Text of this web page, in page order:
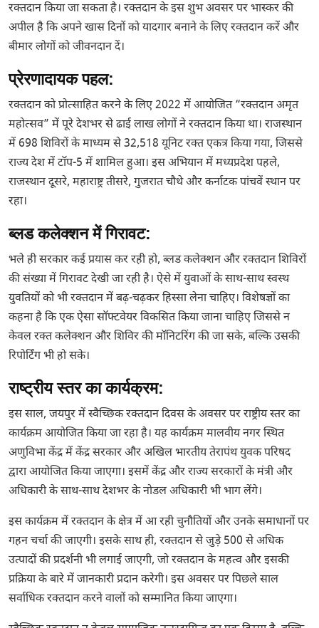
रक्तदान किया जा सकता है। रक्तदान के इस शुभ अवसर पर भास्कर की
अपील है कि अपने खास दिनों को यादगार बनाने के लिए रक्तदान करें और
बीमार लोगों को जीवनदान दें।
प्रेरणादायक पहल:
रक्तदान को प्रोत्साहित करने के लिए 2022 में आयोजित “रक्तदान अमृत
महोत्सव” में पूरे देशभर से ढाई लाख लोगों ने रक्तदान किया था। राजस्थान
में 698 शिविरों के माध्यम से 32,518 यूनिट रक्त एकत्र किया गया, जिससे
राज्य देश में टॉप-5 में शामिल हुआ। इस अभियान में मध्यप्रदेश पहले,
राजस्थान दूसरे, महाराष्ट्र तीसरे, गुजरात चौथे और कर्नाटक पांचवें स्थान पर
रहा।
ब्लड कलेक्शन में गिरावट:
भले ही सरकार कई प्रयास कर रही हो, ब्लड कलेक्शन और रक्तदान शिविरों
की संख्या में गिरावट देखी जा रही है। ऐसे में युवाओं के साथ-साथ स्वस्थ
युवतियों को भी रक्तदान में बढ़-चढ़कर हिस्सा लेना चाहिए। विशेषज्ञों का
कहना है कि एक ऐसा सॉफ्टवेयर विकसित किया जाना चाहिए जिससे न
केवल रक्त कलेक्शन और शिविर की मॉनिटरिंग की जा सके, बल्कि उसकी
रिपोर्टिंग भी हो सके।
राष्ट्रीय स्तर का कार्यक्रम:
इस साल, जयपुर में स्वैच्छिक रक्तदान दिवस के अवसर पर राष्ट्रीय स्तर का
कार्यक्रम आयोजित किया जा रहा है। यह कार्यक्रम मालवीय नगर स्थित
अणुविभा केंद्र में केंद्र सरकार और अखिल भारतीय तेरापंथ युवक परिषद
द्वारा आयोजित किया जाएगा। इसमें केंद्र और राज्य सरकारों के मंत्री और
अधिकारी के साथ-साथ देशभर के नोडल अधिकारी भी भाग लेंगे।
इस कार्यक्रम में रक्तदान के क्षेत्र में आ रही चुनौतियों और उनके समाधानों पर
गहन चर्चा की जाएगी। इसके साथ ही, रक्तदान से जुड़े 500 से अधिक
उत्पादों की प्रदर्शनी भी लगाई जाएगी, जो रक्तदान के महत्व और इसकी
प्रक्रिया के बारे में जानकारी प्रदान करेगी। इस अवसर पर पिछले साल
सर्वाधिक रक्तदान करने वालों को सम्मानित किया जाएगा।